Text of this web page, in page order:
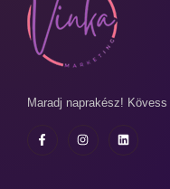
Maradj naprakész!